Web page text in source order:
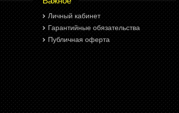
Личный кабинет
Гарантийные обязательства
Публичная оферта